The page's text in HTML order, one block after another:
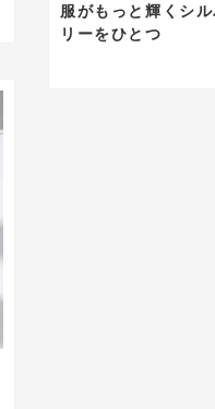
服がもっと輝くシ
リーをひとつ